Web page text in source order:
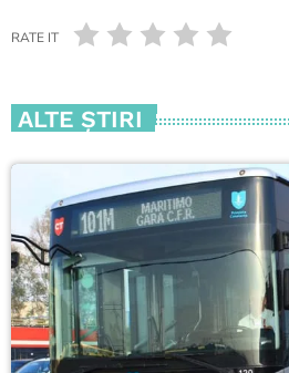
RATE IT
ALTE ŞTIRI